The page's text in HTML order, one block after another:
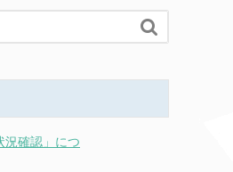

況確認」につ